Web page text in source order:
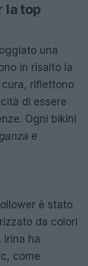
la top
una
in risalto la
riflettono
di essere
Ogni bikini
e
è stato
da colori
Irina ha
come